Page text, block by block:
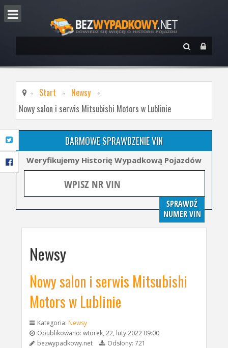
Start
Newsy
Nowy salon i serwis Mitsubishi Motors w Lublinie
DARMOWE SPRAWDZENIE VIN
Weryfikujemy Historię Wypadkową Pojazdów
SPRAWDŹ
NUMER VIN
Newsy
Nowy salon i serwis Mitsubishi
Motors w Lublinie
Kategoria: Newsy
Opublikowano: wtorek, 22, luty 2022 09:00
bezwypadkowy.net
Odsłony: 721